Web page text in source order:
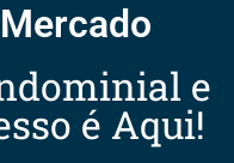
e
é Aqui!